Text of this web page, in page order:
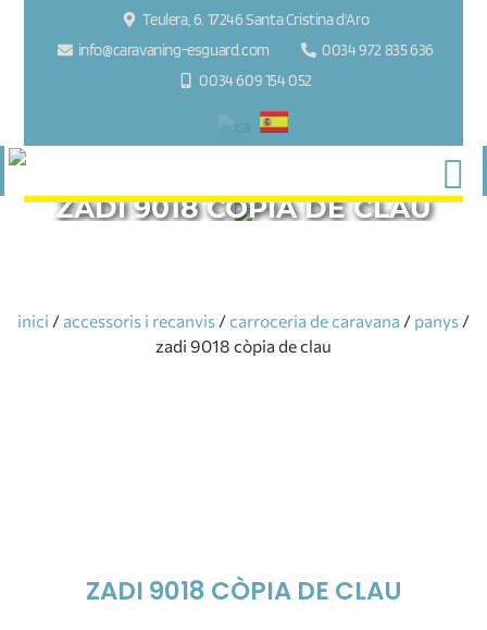
Teulera, 6. 17246 Santa Cristina d'Aro
info@caravaning-esguard.com
0034 972 835 636
0034 609 154 052
ZADI 9018 CÒPIA DE CLAU
inici / accessoris i recanvis /carroceria de caravana / panys /
zadi 9018 còpia de clau
ZADI 9018 CÒPIA DE CLAU